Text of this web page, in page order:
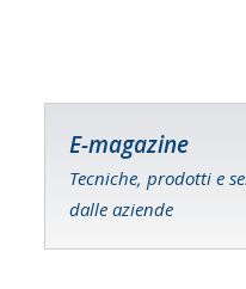
E-magazine
Tecniche, prodotti e
dalle aziende